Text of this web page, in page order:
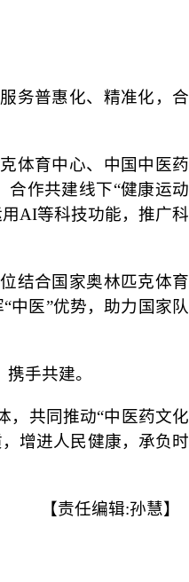
务普惠化、精准化，合
体育中心、中国中医药
合作共建线下“健康运动
AI等科技功能，推广科
结合国家奥林匹克体育
“中医”优势，助力国家队
手共建。
，共同推动“中医药文化
增进人民健康，承负时
【责任编辑:孙慧】